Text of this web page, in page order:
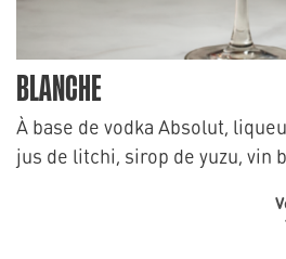
BLANCHE
À base de vodka Absolut,
jus de litchi, sirop de yuzu, vin